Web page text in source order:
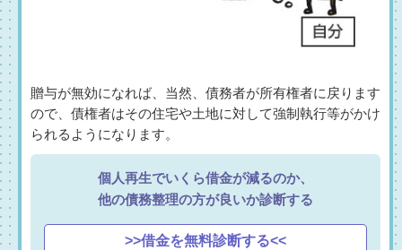
贈与が無効になれば、当然、債務者が所有権者に戻ります
ので、債権者はその住宅や土地に対して強制執行等がかけ
られるようになります。
個人再生でいくら借金が減るのか、
他の債務整理の方が良いか診断する
>>借金を無料診断する<<